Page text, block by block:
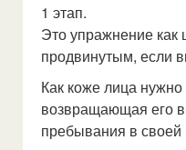
1 этап.
Это упражнение как
продвинутым, если
Как коже лица
возвращающая его в
пребывания в своей